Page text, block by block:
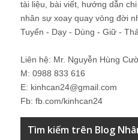
tài liệu, bài viết, hướng dẫn
nhân sự xoay quay vòng đời
Tuyển - Dạy - Dùng - Giữ -
Liên hệ: Mr. Nguyễn Hùng
M: 0988 833 616
E: kinhcan24@gmail.com
Fb: fb.com/kinhcan24
Tìm kiếm trên Blog